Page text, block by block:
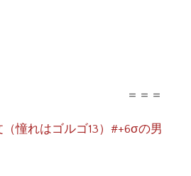
＝＝＝
憧れはゴルゴ13）#+6σの男